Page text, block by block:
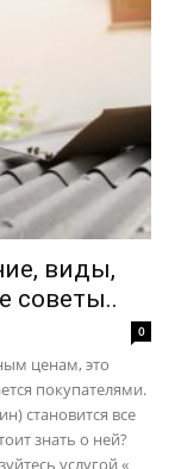
виды,
советы..
0
ценам, это
покупателями.
становится все
знать о ней?
услугой «